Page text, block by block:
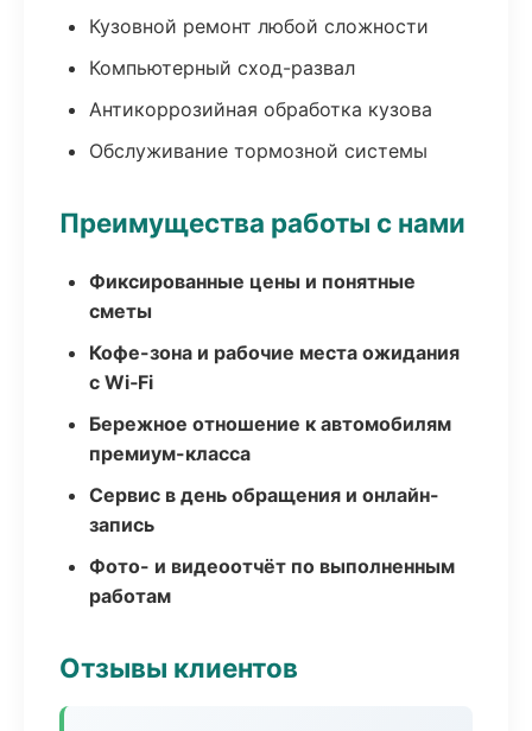
Кузовной ремонт любой сложности
Компьютерный сход-развал
Антикоррозийная обработка кузова
Обслуживание тормозной системы
Преимущества работы с нами
Фиксированные цены и понятные
сметы
Кофе-зона и рабочие места ожидания
с Wi‑Fi
Бережное отношение к автомобилям
премиум-класса
Сервис в день обращения и онлайн-
запись
Фото- и видеоотчёт по выполненным
работам
Отзывы клиентов